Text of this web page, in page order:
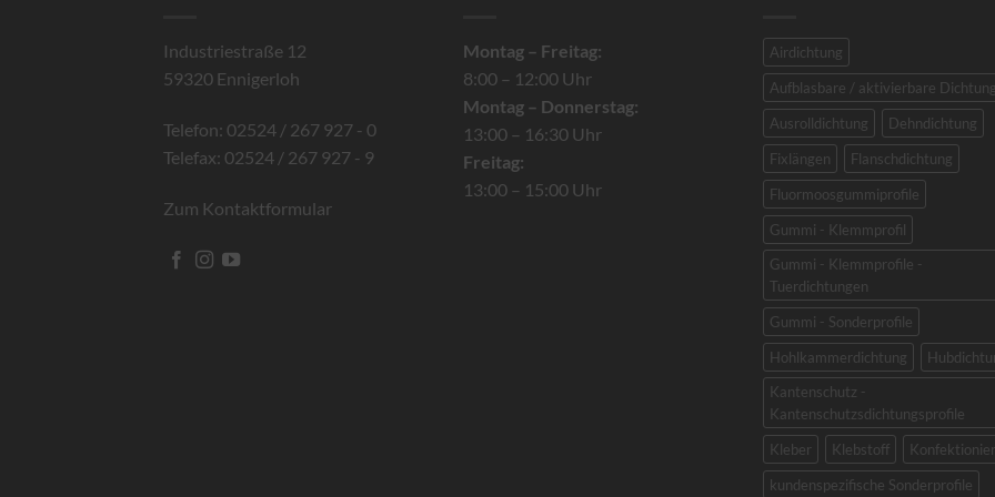
Industriestraße 12
59320 Ennigerloh
Telefon: 02524 / 267 927 - 0
Telefax: 02524 / 267 927 - 9
Zum Kontaktformular
Montag – Freitag:
8:00 – 12:00 Uhr
Montag – Donnerstag:
13:00 – 16:30 Uhr
Freitag:
13:00 – 15:00 Uhr
Airdichtung
Aufblasbare / aktivierbare Dichtung
Ausrolldichtung
Dehndichtung
Fixlängen
Flanschdichtung
Fluormoosgummiprofile
Gummi - Klemmprofil
Gummi - Klemmprofile -
Tuerdichtungen
Gummi - Sonderprofile
Hohlkammerdichtung
Kantenschutz -
Kantenschutzsdichtungsprofile
Kleber
Klebstoff
kundenspezifische Sonderprofile